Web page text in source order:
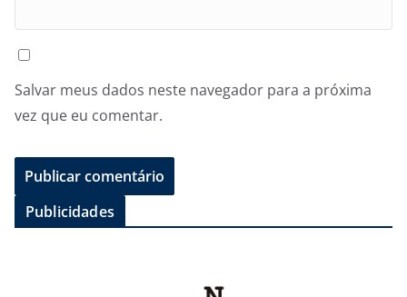
Salvar meus dados neste navegador para a próxima
vez que eu comentar.
Publicidades